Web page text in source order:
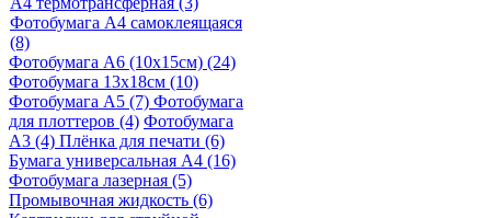
Фотобумага A4 самоклеящаяся
(8)
Фотобумага A6 (10х15см) (24)
Фотобумага 13х18см (10)
Фотобумага A5 (7) Фотобумага
для плоттеров (4) Фотобумага
A3 (4) Плёнка для печати (6)
Бумага универсальная A4 (16)
Фотобумага лазерная (5)
Промывочная жидкость (6)